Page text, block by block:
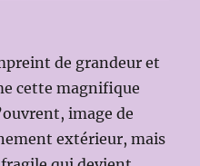
de grandeur et
cette magnifique
image de
extérieur, mais